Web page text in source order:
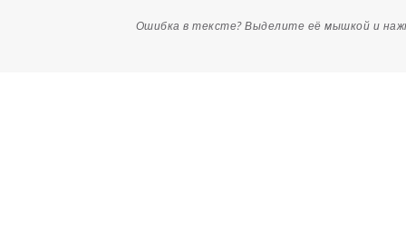
Ошибка в тексте? Выделите её мышкой и